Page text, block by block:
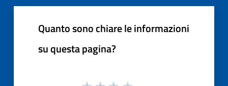
Quanto sono chiare le informazioni
su questa pagina?